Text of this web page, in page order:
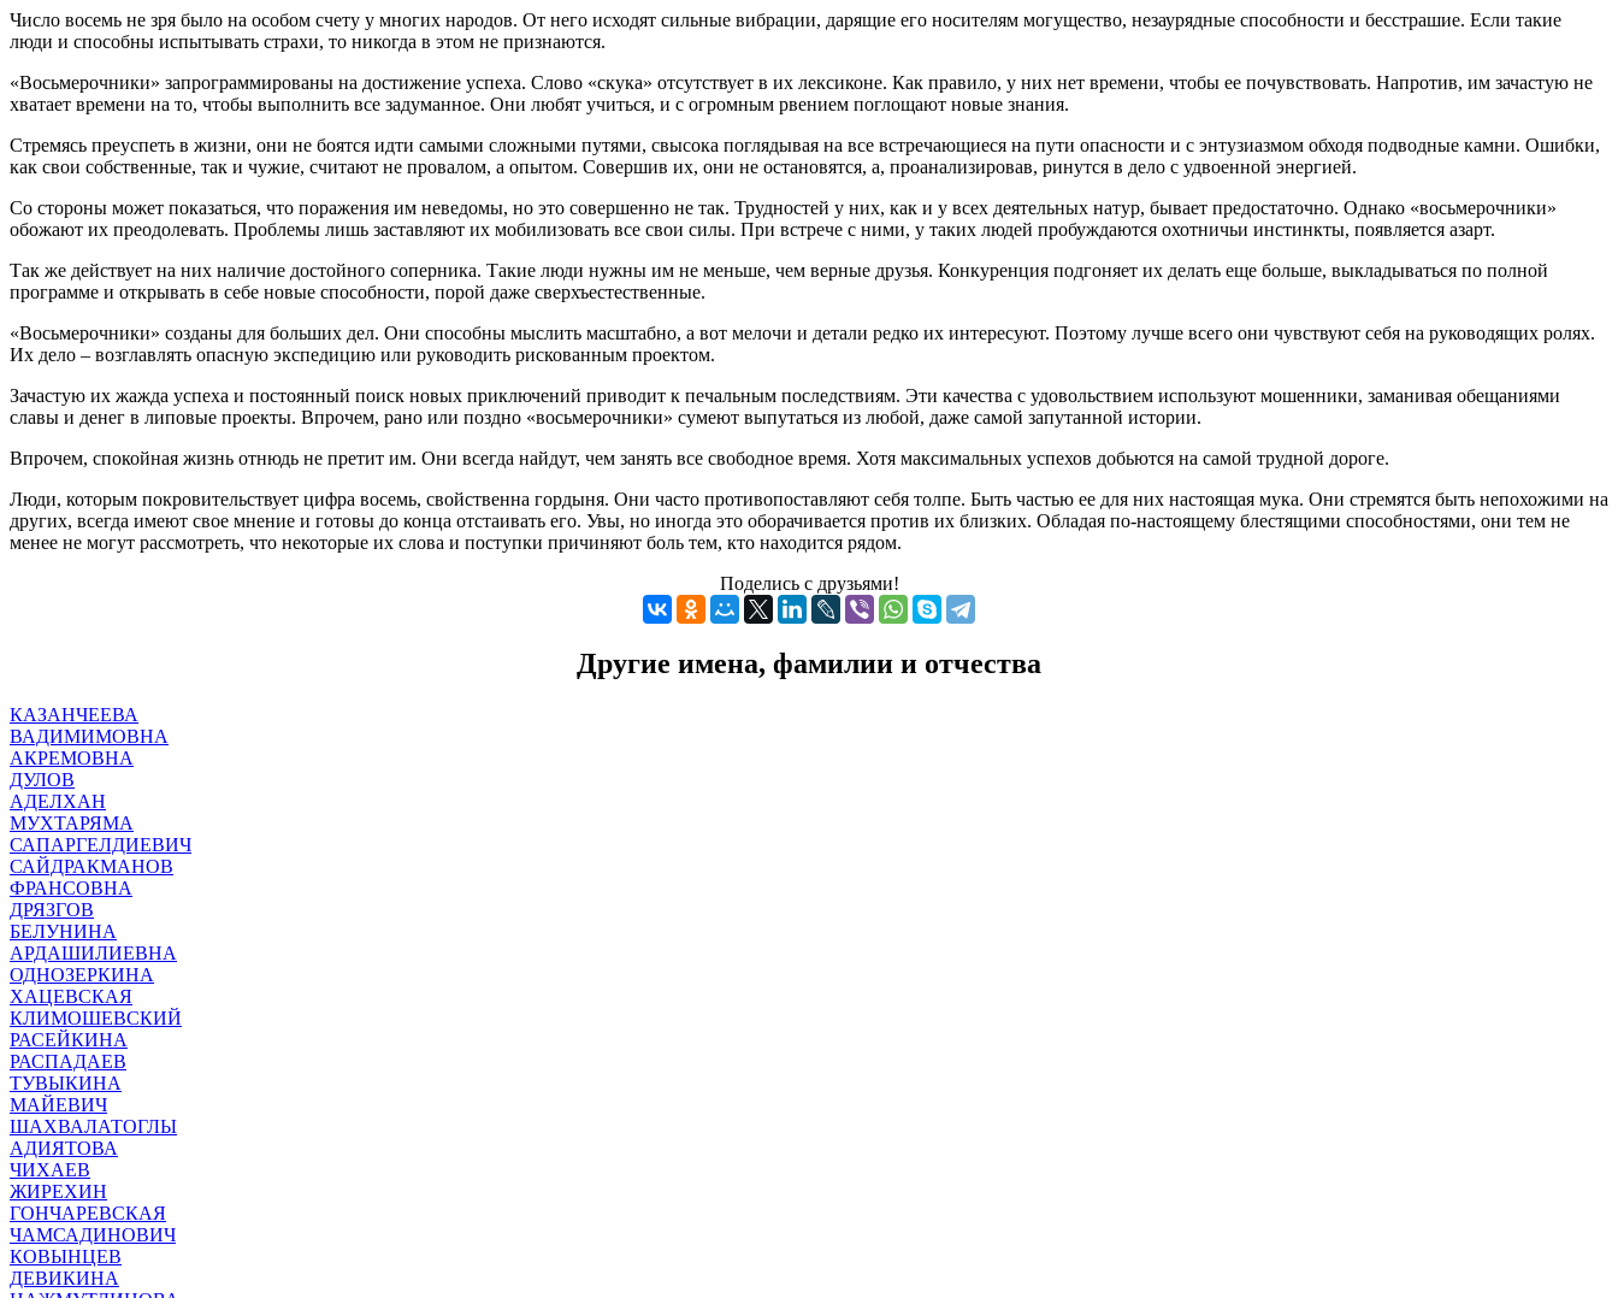
Число восемь не зря было на особом счету у многих народов. От него исходят сильные вибрации, дарящие его носителям могущество, незаурядные способности и бесстрашие. Если такие
люди и способны испытывать страхи, то никогда в этом не признаются.
«Восьмерочники» запрограммированы на достижение успеха. Слово «скука» отсутствует в их лексиконе. Как правило, у них нет времени, чтобы ее почувствовать. Напротив, им зачастую не
хватает времени на то, чтобы выполнить все задуманное. Они любят учиться, и с огромным рвением поглощают новые знания.
Стремясь преуспеть в жизни, они не боятся идти самыми сложными путями, свысока поглядывая на все встречающиеся на пути опасности и с энтузиазмом обходя подводные камни. Ошибки,
как свои собственные, так и чужие, считают не провалом, а опытом. Совершив их, они не остановятся, а, проанализировав, ринутся в дело с удвоенной энергией.
Со стороны может показаться, что поражения им неведомы, но это совершенно не так. Трудностей у них, как и у всех деятельных натур, бывает предостаточно. Однако «восьмерочники»
обожают их преодолевать. Проблемы лишь заставляют их мобилизовать все свои силы. При встрече с ними, у таких людей пробуждаются охотничьи инстинкты, появляется азарт.
Так же действует на них наличие достойного соперника. Такие люди нужны им не меньше, чем верные друзья. Конкуренция подгоняет их делать еще больше, выкладываться по полной
программе и открывать в себе новые способности, порой даже сверхъестественные.
«Восьмерочники» созданы для больших дел. Они способны мыслить масштабно, а вот мелочи и детали редко их интересуют. Поэтому лучше всего они чувствуют себя на руководящих ролях.
Их дело – возглавлять опасную экспедицию или руководить рискованным проектом.
Зачастую их жажда успеха и постоянный поиск новых приключений приводит к печальным последствиям. Эти качества с удовольствием используют мошенники, заманивая обещаниями
славы и денег в липовые проекты. Впрочем, рано или поздно «восьмерочники» сумеют выпутаться из любой, даже самой запутанной истории.
Впрочем, спокойная жизнь отнюдь не претит им. Они всегда найдут, чем занять все свободное время. Хотя максимальных успехов добьются на самой трудной дороге.
Люди, которым покровительствует цифра восемь, свойственна гордыня. Они часто противопоставляют себя толпе. Быть частью ее для них настоящая мука. Они стремятся быть непохожими на
других, всегда имеют свое мнение и готовы до конца отстаивать его. Увы, но иногда это оборачивается против их близких. Обладая по-настоящему блестящими способностями, они тем не
менее не могут рассмотреть, что некоторые их слова и поступки причиняют боль тем, кто находится рядом.
Поделись с друзьями!
Другие имена, фамилии и отчества
КАЗАНЧЕЕВА
ВАДИМИМОВНА
АКРЕМОВНА
ДУЛОВ
АДЕЛХАН
МУХТАРЯМА
САПАРГЕЛДИЕВИЧ
САЙДРАКМАНОВ
ФРАНСОВНА
ДРЯЗГОВ
БЕЛУНИНА
АРДАШИЛИЕВНА
ОДНОЗЕРКИНА
ХАЦЕВСКАЯ
КЛИМОШЕВСКИЙ
РАСЕЙКИНА
РАСПАДАЕВ
ТУВЫКИНА
МАЙЕВИЧ
ШАХВАЛАТОГЛЫ
АДИЯТОВА
ЧИХАЕВ
ЖИРЕХИН
ГОНЧАРЕВСКАЯ
ЧАМСАДИНОВИЧ
КОВЫНЦЕВ
ДЕВИКИНА